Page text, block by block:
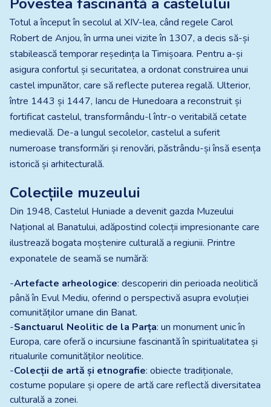
Totul a început în secolul al XIV-lea, când regele Carol
Robert de Anjou, în urma unei vizite în 1307, a decis să-și
stabilească temporar reședința la Timișoara. Pentru a-și
asigura confortul și securitatea, a ordonat construirea unui
castel impunător, care să reflecte puterea regală. Ulterior,
între 1443 și 1447, Iancu de Hunedoara a reconstruit și
fortificat castelul, transformându-l într-o veritabilă cetate
medievală. De-a lungul secolelor, castelul a suferit
numeroase transformări și renovări, păstrându-și însă esența
istorică și arhitecturală.
Colecțiile muzeului
Din 1948, Castelul Huniade a devenit gazda Muzeului
Național al Banatului, adăpostind colecții impresionante care
ilustrează bogata moștenire culturală a regiunii. Printre
exponatele de seamă se numără:
-Artefacte arheologice: descoperiri din perioada neolitică
până în Evul Mediu, oferind o perspectivă asupra evoluției
comunităților umane din Banat.
-Sanctuarul Neolitic de la Parța: un monument unic în
Europa, care oferă o incursiune fascinantă în spiritualitatea și
ritualurile comunităților neolitice.
-Colecții de artă și etnografie: obiecte tradiționale,
costume populare și opere de artă care reflectă diversitatea
culturală a zonei.